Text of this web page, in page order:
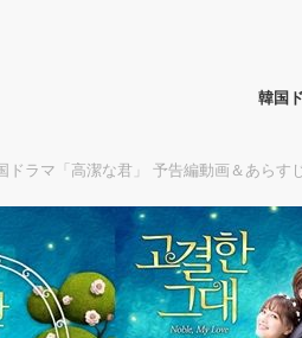
韓国
ドラマ「高潔な君」 予告編動画＆あらす